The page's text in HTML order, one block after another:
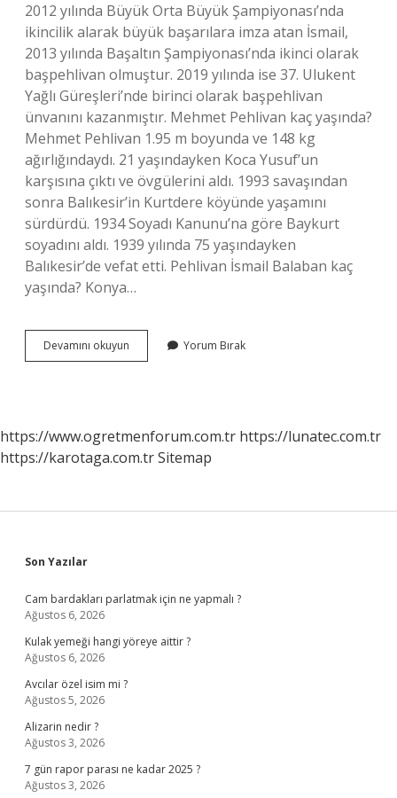
2012 yılında Büyük Orta Büyük Şampiyonası’nda
ikincilik alarak büyük başarılara imza atan İsmail,
2013 yılında Başaltın Şampiyonası’nda ikinci olarak
başpehlivan olmuştur. 2019 yılında ise 37. Ulukent
Yağlı Güreşleri’nde birinci olarak başpehlivan
ünvanını kazanmıştır. Mehmet Pehlivan kaç yaşında?
Mehmet Pehlivan 1.95 m boyunda ve 148 kg
ağırlığındaydı. 21 yaşındayken Koca Yusuf’un
karşısına çıktı ve övgülerini aldı. 1993 savaşından
sonra Balıkesir’in Kurtdere köyünde yaşamını
sürdürdü. 1934 Soyadı Kanunu’na göre Baykurt
soyadını aldı. 1939 yılında 75 yaşındayken
Balıkesir’de vefat etti. Pehlivan İsmail Balaban kaç
yaşında? Konya…
Devamını okuyun
Pehlivan
Yorum Bırak
https://www.ogretmenforum.com.tr https://lunatec.com.tr
https://karotaga.com.trSitemap
Sidebar
Son Yazılar
Cam bardakları parlatmak için ne yapmalı ?
Ağustos 6, 2026
Kulak yemeği hangi yöreye aittir ?
Ağustos 6, 2026
Avcılar özel isim mi ?
Ağustos 5, 2026
Alizarin nedir ?
Ağustos 3, 2026
7 gün rapor parası ne kadar 2025 ?
Ağustos 3, 2026